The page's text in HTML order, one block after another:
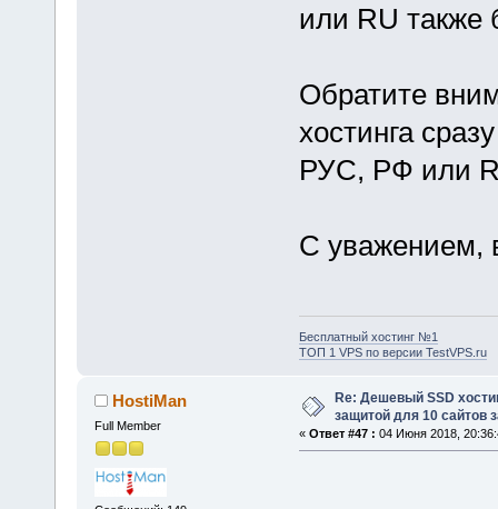
или RU также
Обратите
хостинга
РУС, РФ или
С уважением,
Бесплатный хостинг №1
ТОП 1 VPS по версии TestVPS.ru
HostiMan
Full Member
Re: Дешевый SSD
защитой для 10 сайтов
« Ответ #47 : 04 Июня 2018,